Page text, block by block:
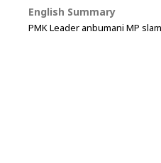
English Summary
PMK Leader anbumani MP